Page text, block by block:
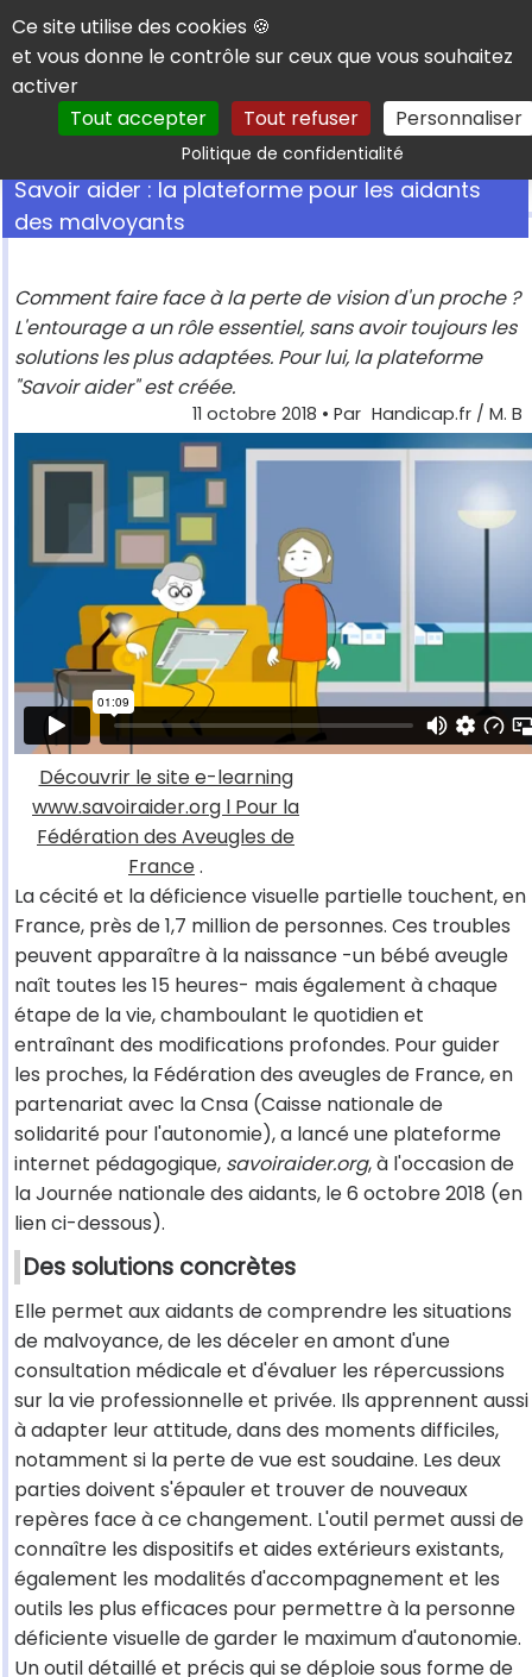
Panneau de gestion des cookies
Ce site utilise des cookies 🍪
et vous donne le contrôle sur ceux que vous souhaitez
activer
Tout accepter
Tout refuser Personnaliser
Politique de confidentialitéRechercher
Savoir aider : la plateforme pour les aidants
des malvoyants
Comment faire face à la perte de vision d'un proche ?
L'entourage a un rôle essentiel, sans avoir toujours les
solutions les plus adaptées. Pour lui, la plateforme
"Savoir aider" est créée.
11 octobre 2018 • Par Handicap.fr / M. B
Découvrir le site e-learning
www.savoiraider.org l Pour la
Fédération des Aveugles de
France.
La cécité et la déficience visuelle partielle touchent, en
France, près de 1,7 million de personnes. Ces troubles
peuvent apparaître à la naissance -un bébé aveugle
naît toutes les 15 heures- mais également à chaque
étape de la vie, chamboulant le quotidien et
entraînant des modifications profondes. Pour guider
les proches, la Fédération des aveugles de France, en
partenariat avec la Cnsa (Caisse nationale de
solidarité pour l'autonomie), a lancé une plateforme
internet pédagogique, savoiraider.org, à l'occasion de
la Journée nationale des aidants, le 6 octobre 2018 (en
lien ci-dessous).
Des solutions concrètes
Elle permet aux aidants de comprendre les situations
de malvoyance, de les déceler en amont d'une
consultation médicale et d'évaluer les répercussions
sur la vie professionnelle et privée. Ils apprennent aussi
à adapter leur attitude, dans des moments difficiles,
notamment si la perte de vue est soudaine. Les deux
parties doivent s'épauler et trouver de nouveaux
repères face à ce changement. L'outil permet aussi de
connaître les dispositifs et aides extérieurs existants,
également les modalités d'accompagnement et les
outils les plus efficaces pour permettre à la personne
déficiente visuelle de garder le maximum d'autonomie.
Un outil détaillé et précis qui se déploie sous forme de